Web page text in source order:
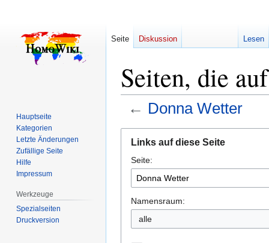
Seiten, die
← Donna Wetter
Navigation
springen
Suche
springen
Links auf diese Seite
Seite:
Namensraum:
alle
Seite Diskussion Lesen
Hauptseite
Kategorien
Letzte Änderungen
Zufällige Seite
Hilfe
Impressum
Werkzeuge
Spezialseiten
Druckversion